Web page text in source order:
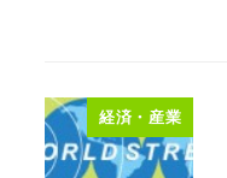
経済・産業